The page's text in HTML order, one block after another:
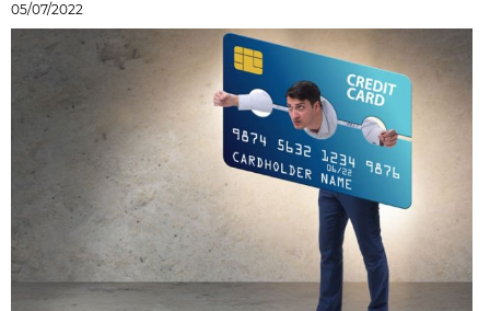
05/07/2022